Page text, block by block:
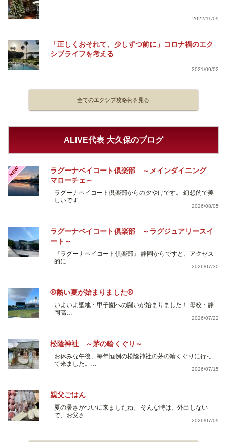
2022/11/09
「正しくおそれて、少しずつ前に」コロナ禍のエク
シブライフを考える
2021/09/02
全てのエクシブ攻略術を見る
ALIVE代表 大久保のブログ
NEW
ラグーナベイコート倶楽部 ～メインダイニング
マローチェ～
ラグーナベイコート倶楽部からの夕やけです。 幻想的で美
しいです…
2026/08/05
ラグーナベイコート倶楽部 ～ラグジュアリースイ
ート～
『ラグーナベイコート倶楽部』 静岡からですと、アクセス
的に…
2026/07/30
⚾熱い夏が始まりました⚾
いよいよ聖地・甲子園への闘いが始まりました！ 母校・静
岡高…
2026/07/22
松陰神社 ～茅の輪くぐり～
お休みな午後、毎年恒例の松陰神社の茅の輪くぐりに行っ
て来ました。…
2026/07/15
親父ごはん
夏の暑さがついに来ましたね。 そんな時は、外出しない
で、お父さ…
2026/07/09